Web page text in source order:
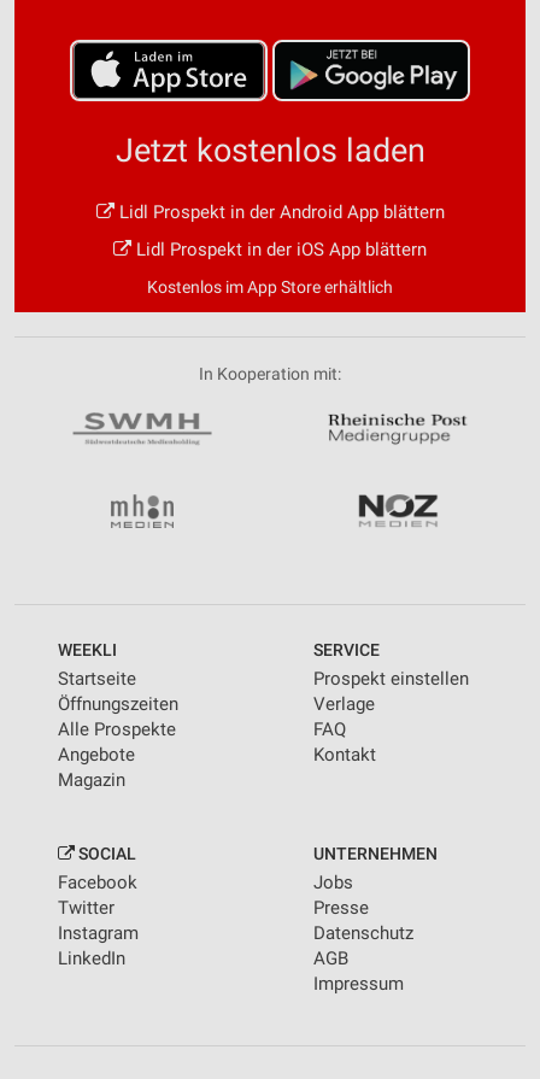
Jetzt kostenlos laden
Lidl Prospekt in der Android App blättern
Lidl Prospekt in der iOS App blättern
Kostenlos im App Store erhältlich
In Kooperation mit:
WEEKLI
Startseite
Öffnungszeiten
Alle Prospekte
Angebote
Magazin
SERVICE
Prospekt einstellen
Verlage
FAQ
Kontakt
SOCIAL
Facebook
Twitter
Instagram
LinkedIn
UNTERNEHMEN
Jobs
Presse
Datenschutz
AGB
Impressum